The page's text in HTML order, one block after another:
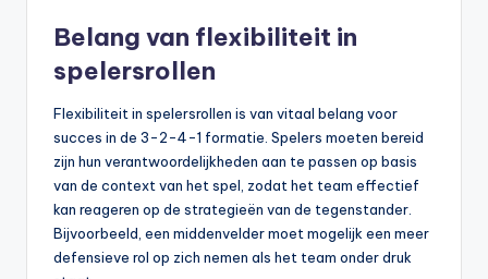
Belang van flexibiliteit in
spelersrollen
Flexibiliteit in spelersrollen is van vitaal belang voor
succes in de 3-2-4-1 formatie. Spelers moeten bereid
zijn hun verantwoordelijkheden aan te passen op basis
van de context van het spel, zodat het team effectief
kan reageren op de strategieën van de tegenstander.
Bijvoorbeeld, een middenvelder moet mogelijk een meer
defensieve rol op zich nemen als het team onder druk